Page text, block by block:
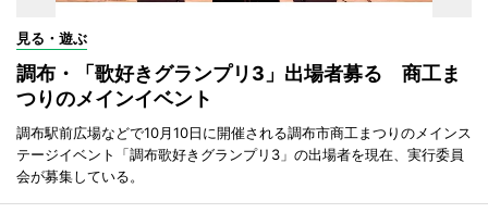
見る・遊ぶ
調布・「歌好きグランプリ3」出場者募る 商工ま
つりのメインイベント
調布駅前広場などで10月10日に開催される調布市商工まつりのメインス
テージイベント「調布歌好きグランプリ3」の出場者を現在、実行委員
会が募集している。